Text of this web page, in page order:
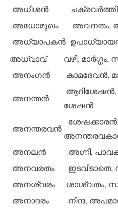
അധീശന്‍
അധോമുഖം
അവനതം,
അധ്യാപകന്‍
അധ്വാവ്
വഴി,
അനംഗന്‍
കാമദേവന്‍,
അനന്തന്‍
ആദിശേഷന്‍,
ശേഷന്‍
അനന്തരവന്‍
അനലന്‍
അഗ്നി,
അനവരതം
അനശ്വരം
ശാശ്വതം,
അനാദരം
നിന്ദ,